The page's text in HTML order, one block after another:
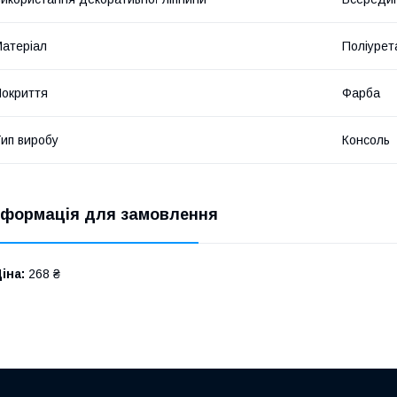
Фарба
виробу Консоль
для замовлення
268 ₴